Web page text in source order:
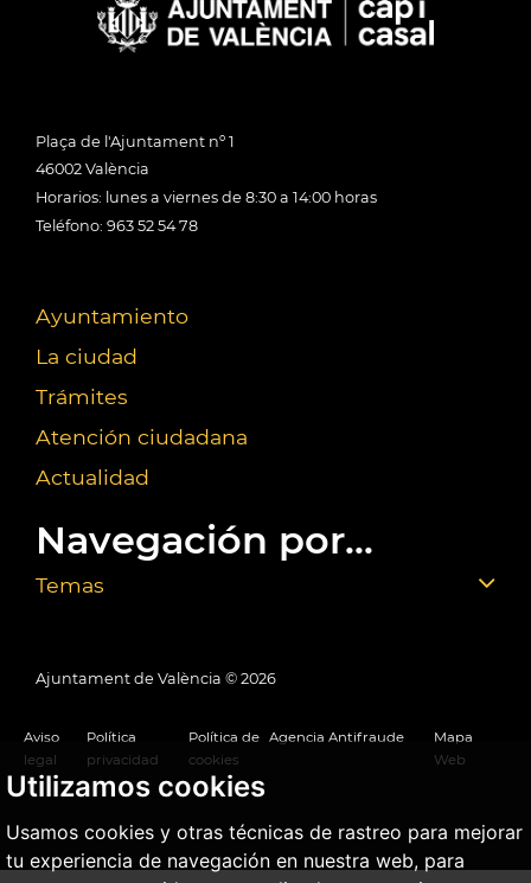
Utilizamos cookies
Usamos cookies y otras técnicas de rastreo para mejorar
tu experiencia de navegación en nuestra web, para
Plaça de l'Ajuntament nº 1
46002 València
Horarios: lunes a viernes de 8:30 a 14:00 horas
Teléfono: 963 52 54 78
Ayuntamiento
La ciudad
Trámites
Atención ciudadana
Actualidad
Navegación por...
Temas
Ajuntament de València © 2026
Aviso
legal
Política
privacidad
Política de
cookies
Agencia Antifraude
Mapa
Web